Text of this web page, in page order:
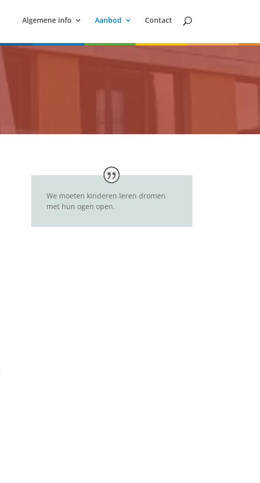
Algemene info Aanbod Contact
We moeten kinderen leren dromen
met hun ogen open.